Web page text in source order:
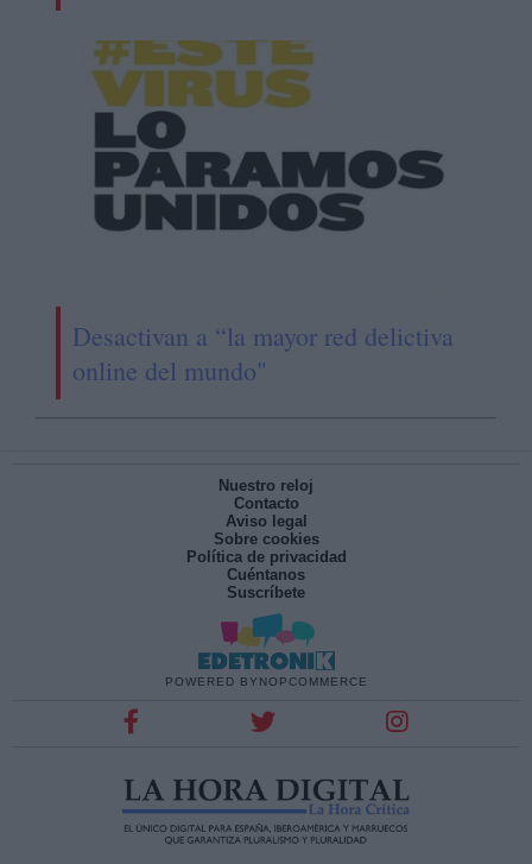
Desactivan a “la mayor red delictiva
online del mundo"
Nuestro reloj
Contacto
Aviso legal
Sobre cookies
Política de privacidad
Cuéntanos
Suscríbete
POWERED BY NOPCOMMERCE